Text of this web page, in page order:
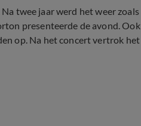
twee jaar werd het weer zoals
presenteerde de avond. Ook
op. Na het concert vertrok het